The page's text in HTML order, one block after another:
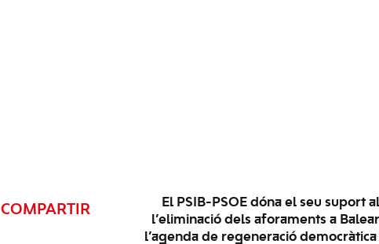
COMPARTIR
El PSIB-PSOE dóna el seu suport
l’eliminació dels aforaments a
l’agenda de regeneració